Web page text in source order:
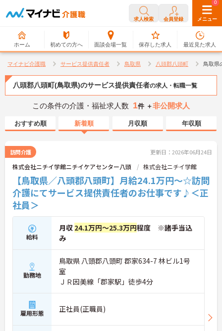
求人検索 会員登録 メニュー
ホーム 初めての方へ 面談会場一覧
0
保存した求人
0
最近見た求人
マイナビ介護職 サービス提供責任者 鳥取県 八頭郡八頭町 鳥取県
八頭郡八頭町(鳥取県)のサービス提供責任者の求人・転職一覧
この条件の介護・福祉求人数 1件 ＋非公開求人
おすすめ順 新着順 月収順 年収順
訪問介護 更新日：2026年06月24日
株式会社ニチイ学館ニチイケアセンター八頭 株式会社ニチイ学館
【鳥取県／八頭郡八頭町】月給24.1万円～☆訪問
介護にてサービス提供責任者のお仕事です♪＜正
社員＞
給料
月収 24.1万円～25.3万円程度 ※諸手当込
み
勤務地
鳥取県 八頭郡八頭町 郡家634-7 林ビル1号
室
ＪＲ因美線「郡家駅」徒歩4分
雇用形態 正社員(正職員)